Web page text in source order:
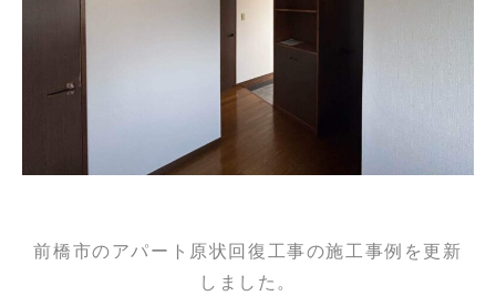
前橋市のアパート原状回復工事の施工事例を更新
しました。